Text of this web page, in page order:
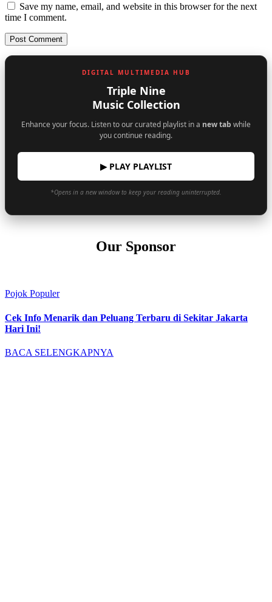
Save my name, email, and website in this browser for the next
time I comment.
DIGITAL MULTIMEDIA HUB
Triple Nine
Music Collection
Enhance your focus. Listen to our curated playlist in a new tab while
you continue reading.
▶ PLAY PLAYLIST
*Opens in a new window to keep your reading uninterrupted.
Our Sponsor
Pojok Populer
Cek Info Menarik dan Peluang Terbaru di Sekitar Jakarta
Hari Ini!
BACA SELENGKAPNYA